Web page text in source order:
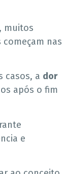
muitos
começam nas
casos, a dor
após o fim
e